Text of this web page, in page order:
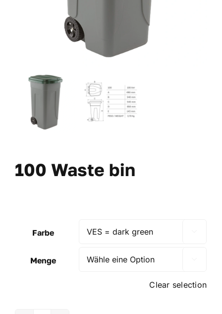
100 Waste bin
Farbe
Menge
Clear selection